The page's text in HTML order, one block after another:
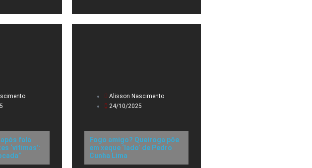
fala
‘vítimas’:
Alisson Nascimento
24/10/2025
Fogo amigo? Queiroga põe
em xeque ‘lado’ de Pedro
Cunha Lima